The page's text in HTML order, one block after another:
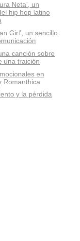
Neta’, un
hip hop latino
Girl’, un sencillo
canción sobre
una traición
en
Romanthica
y la pérdida